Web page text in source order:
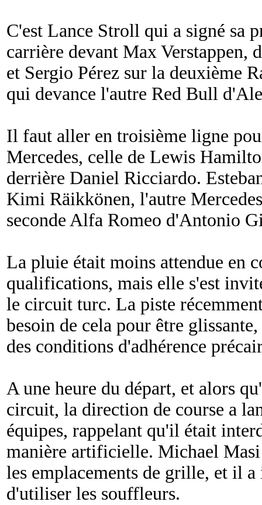
C'est Lance Stroll qui a signé sa
carrière devant Max Verstappen,
et Sergio Pérez sur la deuxième
qui devance l'autre Red Bull
Il faut aller en troisième ligne
Mercedes, celle de Lewis
derrière Daniel Ricciardo.
Kimi Räikkönen, l'autre
seconde Alfa Romeo d'Antonio
La pluie était moins attendue en
qualifications, mais elle s'est
le circuit turc. La piste
besoin de cela pour être
des conditions d'adhérence
A une heure du départ, et alors
circuit, la direction de course a
équipes, rappelant qu'il était
manière artificielle. Michael
les emplacements de grille, et il
d'utiliser les souffleurs.